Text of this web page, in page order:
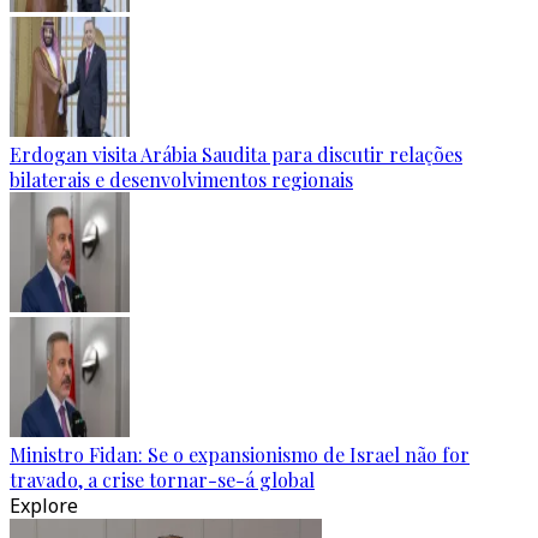
Erdogan visita Arábia Saudita para discutir relações
bilaterais e desenvolvimentos regionais
Ministro Fidan: Se o expansionismo de Israel não for
travado, a crise tornar-se-á global
Explore